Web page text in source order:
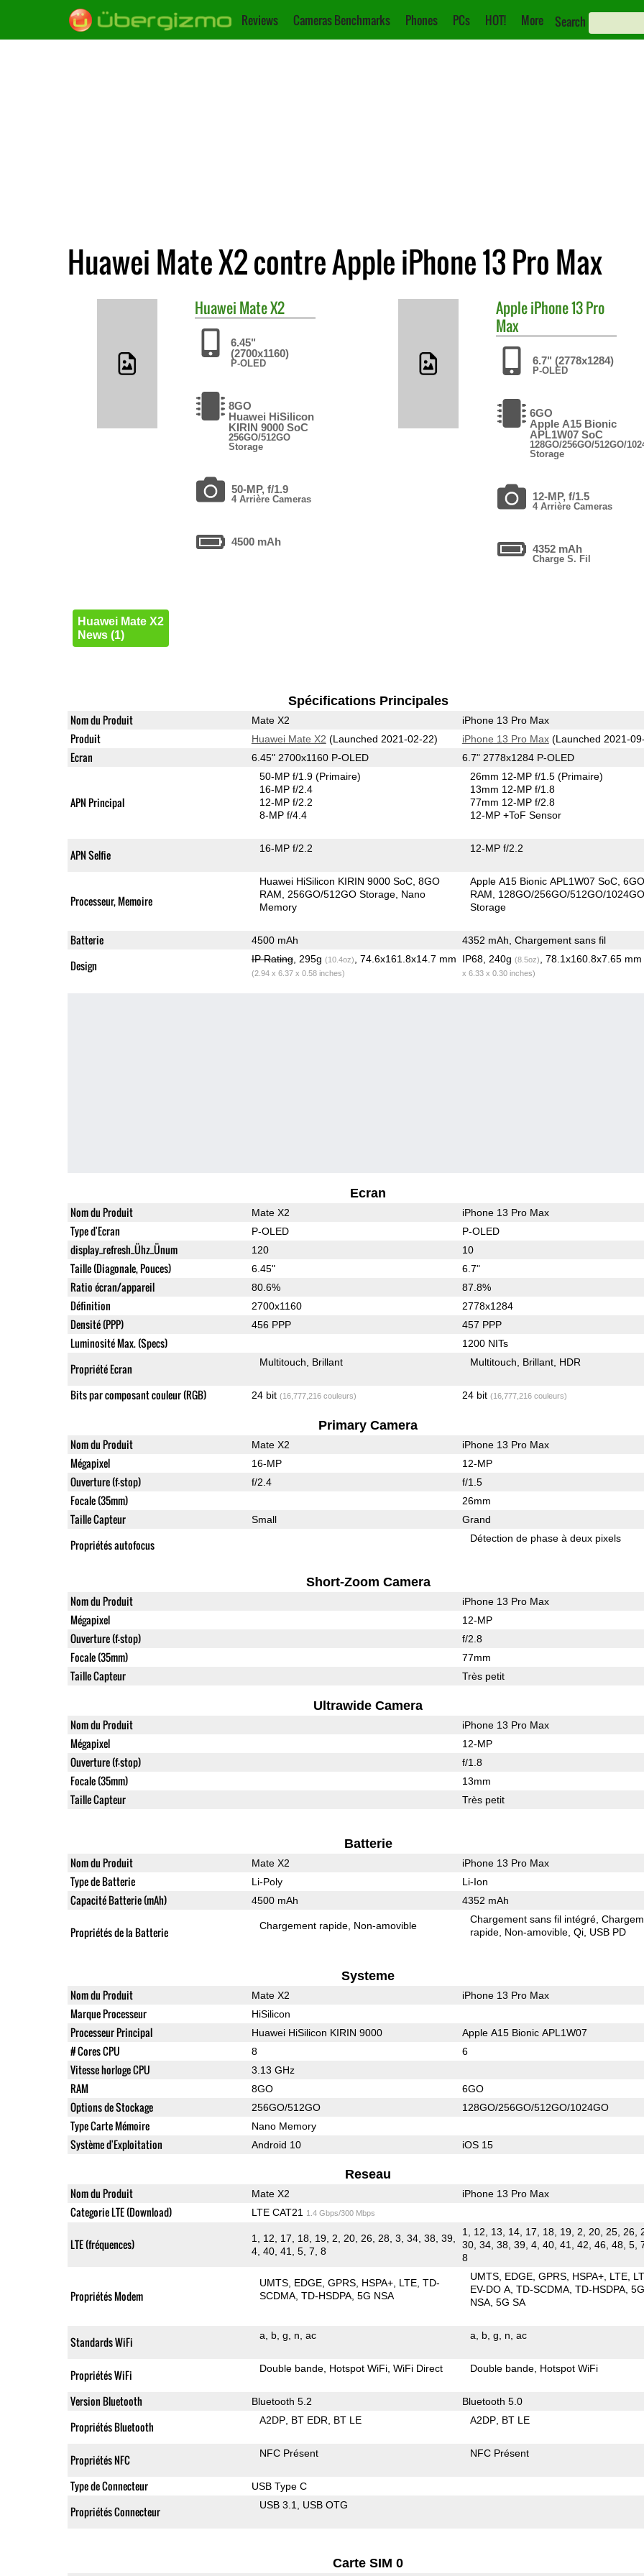
Reviews Cameras Benchmarks Phones PCs HOT! More Search
Huawei Mate X2 contre Apple iPhone 13 Pro Max
Huawei Mate X2
6.45"
(2700x1160)
P-OLED
8GO
Huawei HiSilicon
KIRIN 9000 SoC
256GO/512GO
Storage
50-MP, f/1.9
4 Arrière Cameras
4500 mAh
Huawei Mate X2
News (1)
AppleiPhone 13 Pro
Max
6.7" (2778x1284)
P-OLED
6GO
Apple A15 Bionic
APL1W07 SoC
128GO/256GO/512GO/
Storage
12-MP, f/1.5
4 Arrière Cameras
4352 mAh
Charge S. Fil
Spécifications Principales
Nom du Produit Mate X2 iPhone 13 Pro Max
Produit Huawei Mate X2 (Launched 2021-02-22) iPhone 13 Pro Max(Launched 2021-
Ecran 6.45" 2700x1160 P-OLED 6.7" 2778x1284 P-OLED
APN Principal
50-MP f/1.9(Primaire)
16-MP f/2.4
12-MP f/2.2
8-MP f/4.4
26mm 12-MP f/1.5(Primaire)
13mm 12-MP f/1.8
77mm 12-MP f/2.8
12-MP+ToF Sensor
APN Selfie 16-MP f/2.2 12-MP f/2.2
Processeur, Memoire
Huawei HiSilicon KIRIN 9000 SoC 8GO
RAM
256GO/512GO Storage Nano
Memory
Apple A15 Bionic APL1W07 SoC
RAM
128GO/256GO/512GO/
Storage
Batterie 4500 mAh 4352 mAh, Chargement sans fil
Design IP Rating, 295g (10.4oz) , 74.6x161.8x14.7 mm
(2.94 x 6.37 x 0.58 inches)
IP68, 240g (8.5oz) , 78.1x160.8x7.65 mm
x 6.33 x 0.30 inches)
Ecran
Nom du Produit Mate X2 iPhone 13 Pro Max
Type d'Ecran P-OLED P-OLED
display_refresh_Ühz_Ünum 120 10
Taille (Diagonale, Pouces) 6.45" 6.7"
Ratio écran/appareil 80.6% 87.8%
Définition 2700x1160 2778x1284
Densité (PPP) 456 PPP 457 PPP
Luminosité Max. (Specs) 1200 NITs
Propriété Ecran Multitouch Brillant Multitouch Brillant HDR
Bits par composant couleur (RGB) 24 bit (16,777,216 couleurs) 24 bit (16,777,216 couleurs)
Primary Camera
Nom du Produit Mate X2 iPhone 13 Pro Max
Mégapixel 16-MP 12-MP
Ouverture (f-stop) f/2.4 f/1.5
Focale (35mm) 26mm
Taille Capteur Small Grand
Propriétés autofocus Détection de phase à deux pixels
Short-Zoom Camera
Nom du Produit iPhone 13 Pro Max
Mégapixel 12-MP
Ouverture (f-stop) f/2.8
Focale (35mm) 77mm
Taille Capteur Très petit
Ultrawide Camera
Nom du Produit iPhone 13 Pro Max
Mégapixel 12-MP
Ouverture (f-stop) f/1.8
Focale (35mm) 13mm
Taille Capteur Très petit
Batterie
Nom du Produit Mate X2 iPhone 13 Pro Max
Type de Batterie Li-Poly Li-Ion
Capacité Batterie (mAh) 4500 mAh 4352 mAh
Propriétés de la Batterie Chargement rapide Non-amovible
Chargement sans fil intégré
rapide Non-amovible Qi USB PD
Systeme
Nom du Produit Mate X2 iPhone 13 Pro Max
Marque Processeur HiSilicon
Processeur Principal Huawei HiSilicon KIRIN 9000 Apple A15 Bionic APL1W07
# Cores CPU 8 6
Vitesse horloge CPU 3.13 GHz
RAM 8GO 6GO
Options de Stockage 256GO/512GO 128GO/256GO/512GO/1024GO
Type Carte Mémoire Nano Memory
Système d'Exploitation Android 10 iOS 15
Reseau
Nom du Produit Mate X2 iPhone 13 Pro Max
Categorie LTE (Download) LTE CAT21 1.4 Gbps/300 Mbps
LTE (fréquences)
1, 12, 17, 18, 19, 2, 20, 26, 28, 3, 34, 38, 39,
4, 40, 41, 5, 7, 8
1, 12, 13, 14, 17, 18, 19, 2, 20, 25, 26,
30, 34, 38, 39, 4, 40, 41, 42, 46, 48, 5,
8
Propriétés Modem
UMTS EDGE GPRS HSPA+ LTE TD-
SCDMA TD-HSDPA 5G NSA
UMTS EDGE GPRS HSPA+ LTE
EV-DO A TD-SCDMA TD-HSDPA
NSA 5G SA
Standards WiFi a b g n ac a b g n ac
Propriétés WiFi Double bande Hotspot WiFi WiFi Direct Double bande Hotspot WiFi
Version Bluetooth Bluetooth 5.2 Bluetooth 5.0
Propriétés Bluetooth A2DP BT EDR BT LE A2DP BT LE
Propriétés NFC NFC Présent NFC Présent
Type de Connecteur USB Type C
Propriétés Connecteur USB 3.1 USB OTG
Carte SIM 0